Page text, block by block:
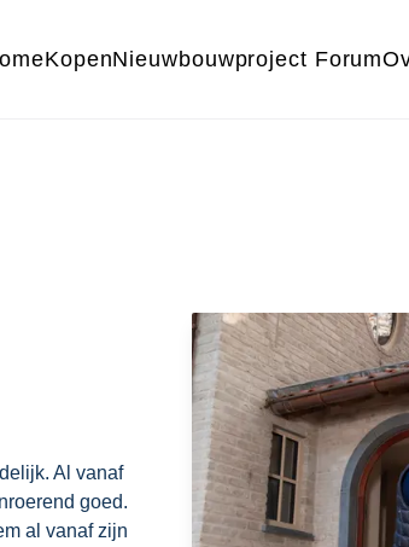
KopenNieuwbouwproject Forum
Al vanaf
goed.
al vanaf zijn